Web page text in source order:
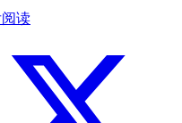
读